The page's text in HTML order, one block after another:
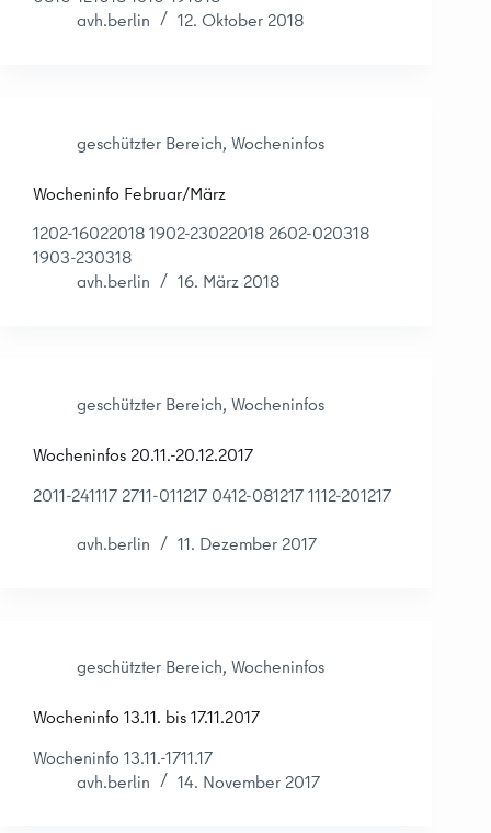
avh.berlin
12. Oktober 2018
geschützter Bereich, Wocheninfos
Wocheninfo Februar/März
1202-16022018 1902-23022018 2602-020318
1903-230318
avh.berlin
16. März 2018
geschützter Bereich, Wocheninfos
Wocheninfos 20.11.-20.12.2017
2011-241117 2711-011217 0412-081217 1112-201217
avh.berlin
11. Dezember 2017
geschützter Bereich, Wocheninfos
Wocheninfo 13.11. bis 17.11.2017
Wocheninfo 13.11.-1711.17
avh.berlin
14. November 2017